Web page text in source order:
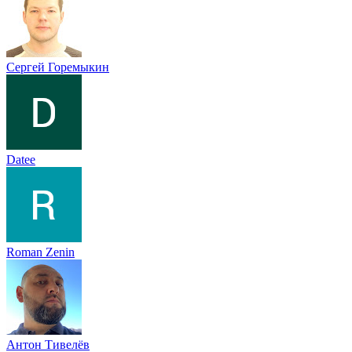
Сергей Горемыкин
Datee
Roman Zenin
Антон Тивелёв